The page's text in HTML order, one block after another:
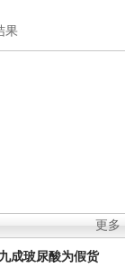
果
更多
成玻尿酸为假货